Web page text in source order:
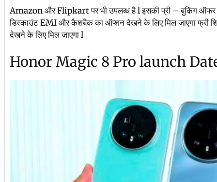
Amazon और Flipkart पर भी उपलब्ध है l इसकी प्री – बुकिंग ऑफर
डिस्काउंट EMI और कैशबैक का ऑप्शन देखने के लिए मिल जाएगा फ्री
देखने के लिए मिल जाएगा l
Honor Magic 8 Pro launch